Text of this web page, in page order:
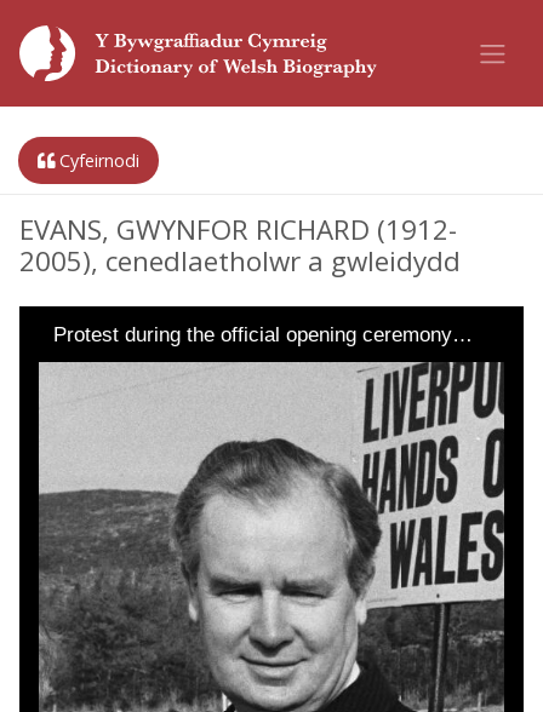
Cyfeirnodi
EVANS, GWYNFOR RICHARD (1912-
2005), cenedlaetholwr a gwleidydd
Protest during the official opening ceremony…